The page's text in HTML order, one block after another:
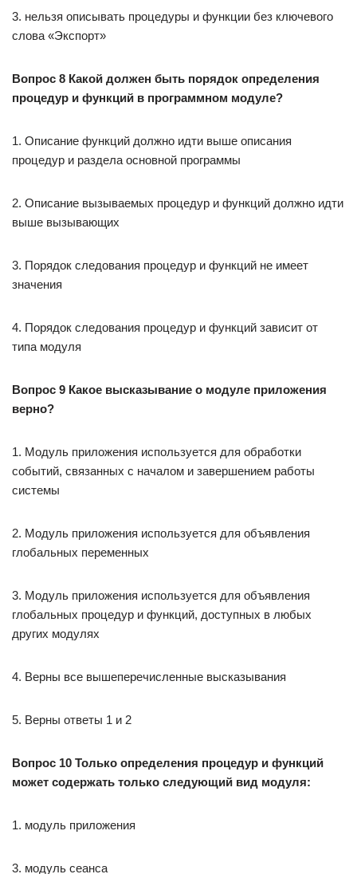
3. нельзя описывать процедуры и функции без ключевого
слова «Экспорт»
Вопрос 8 Какой должен быть порядок определения
процедур и функций в программном модуле?
1. Описание функций должно идти выше описания
процедур и раздела основной программы
2. Описание вызываемых процедур и функций должно идти
выше вызывающих
3. Порядок следования процедур и функций не имеет
значения
4. Порядок следования процедур и функций зависит от
типа модуля
Вопрос 9 Какое высказывание о модуле приложения
верно?
1. Модуль приложения используется для обработки
событий, связанных с началом и завершением работы
системы
2. Модуль приложения используется для объявления
глобальных переменных
3. Модуль приложения используется для объявления
глобальных процедур и функций, доступных в любых
других модулях
4. Верны все вышеперечисленные высказывания
5. Верны ответы 1 и 2
Вопрос 10 Только определения процедур и функций
может содержать только следующий вид модуля:
1. модуль приложения
3. модуль сеанса